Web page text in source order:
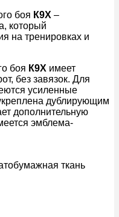
боя К9Х –
который
на тренировках и
боя К9Х имеет
без завязок. Для
усиленные
дублирующим
дополнительную
эмблема-
ткань